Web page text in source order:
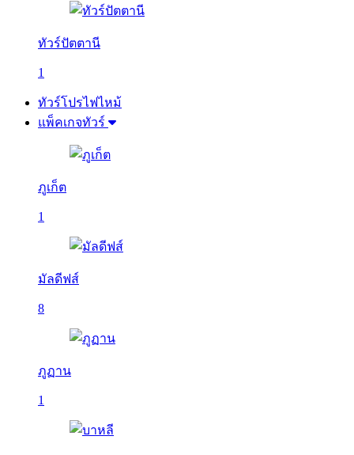
ทัวร์ปัตตานี
1
ทัวร์โปรไฟไหม้
แพ็คเกจทัวร์
ภูเก็ต
1
มัลดีฟส์
8
ภูฏาน
1